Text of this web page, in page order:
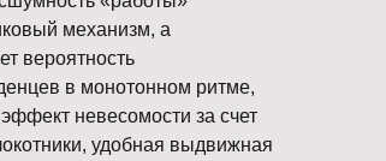
механизм, а
вероятность
в монотонном ритме,
невесомости за счет
удобная выдвижная